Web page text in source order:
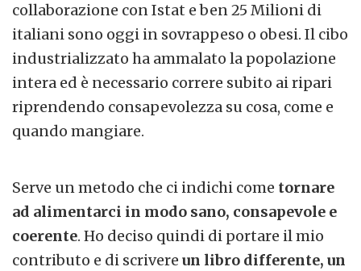
collaborazione con Istat e ben 25 Milioni di
italiani sono oggi in sovrappeso o obesi. Il cibo
industrializzato ha ammalato la popolazione
intera ed è necessario correre subito ai ripari
riprendendo consapevolezza su cosa, come e
quando mangiare.
Serve un metodo che ci indichi come tornare
ad alimentarci in modo sano, consapevole e
coerente. Ho deciso quindi di portare il mio
contributo e di scrivere un libro differente, un